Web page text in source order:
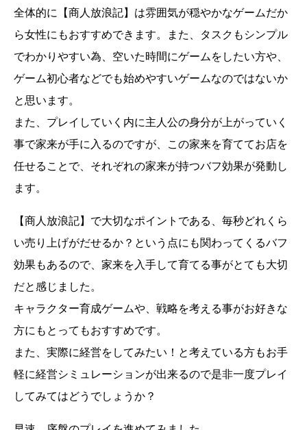
全体的に【商人放浪記】は雰囲気が穏やかなゲームだか
ら女性にもおすすめできます。また、タスクもシンプル
でわかりやすい為、空いた時間にゲームをしたい方や、
ゲーム初心者などでも始めやすいゲームなのではないか
と思います。
また、プレイしていく内に主人公の身分が上がっていく
事で家来が手に入るのですが、この家来を育ててお店を
任せることで、それぞれの家来が持つバフ効果が発動し
ます。
【商人放浪記】で大切なポイントである、毎秒どれくら
い売り上げがだせるか？という点にも関わってくるバフ
効果もあるので、家来を入手して育てる事がとても大切
だと感じました。
キャラクター育成ゲームや、戦略を考える事がお好きな
方にもとってもおすすめです。
また、実際に経営をしてみたい！と考えている方もお手
軽に経営シミュレーションが出来るので是非一度プレイ
してみてはどうでしょうか？